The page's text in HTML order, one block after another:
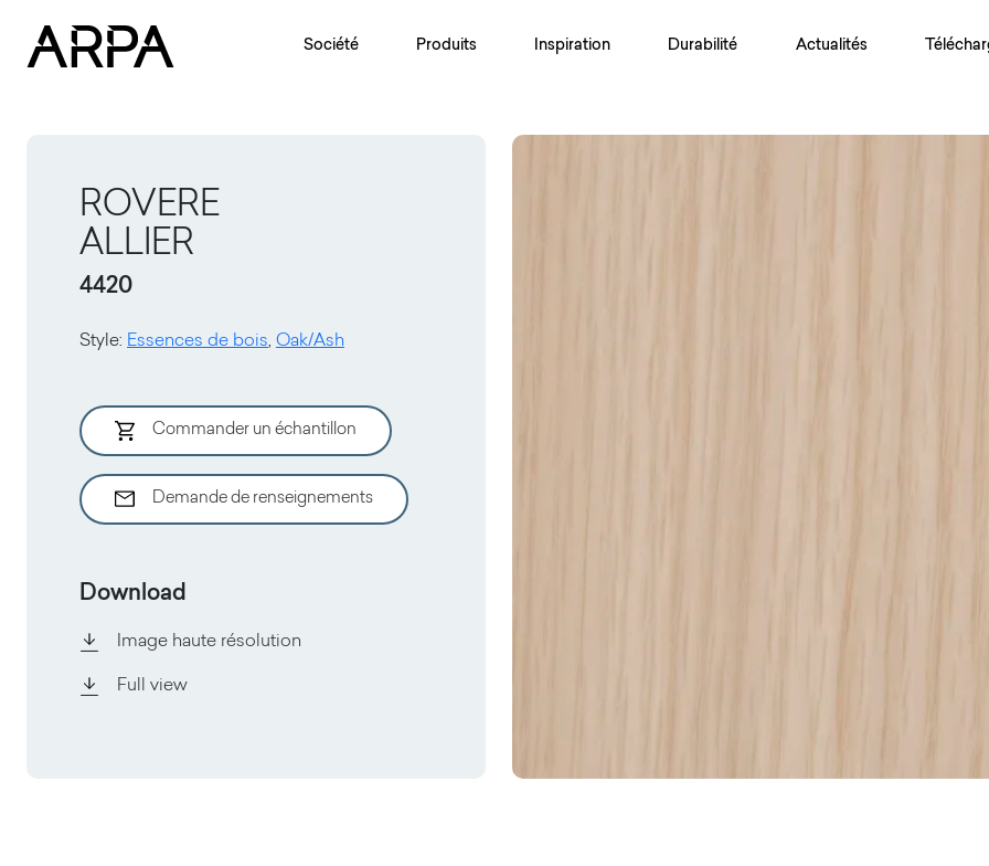
Société Produits Inspiration Durabilité Actualités
ROVERE
ALLIER
4420
Style: Essences de bois, Oak/Ash
Commander un échantillon
Demande de renseignements
Download
Image haute résolution
Full view